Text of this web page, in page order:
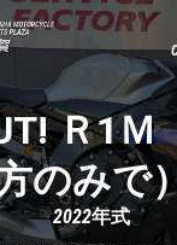
YSP滋賀
Ｒ1
のみで
2022年式